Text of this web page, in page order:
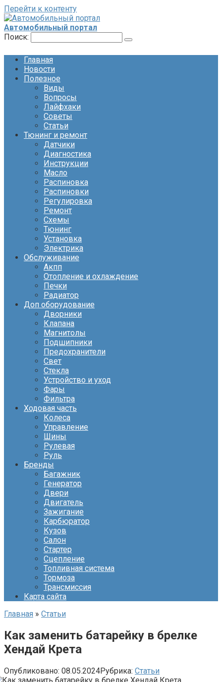
Перейти к контенту
Автомобильный портал
Поиск:
Главная
Новости
Полезное
Виды
Вопросы
Лайфхаки
Советы
Статьи
Тюнинг и ремонт
Датчики
Диагностика
Инструкции
Масло
Распиновка
Распиновки
Регулировка
Ремонт
Схемы
Тюнинг
Установка
Электрика
Обслуживание
Акпп
Отопление и охлаждение
Печки
Радиатор
Доп оборудование
Дворники
Клапана
Магнитолы
Подшипники
Предохранители
Свет
Стекла
Устройство и уход
Фары
Фильтра
Ходовая часть
Колеса
Управление
Шины
Рулевая
Руль
Бренды
Багажник
Генератор
Двери
Двигатель
Зажигание
Карбюратор
Кузов
Салон
Стартер
Сцепление
Топливная система
Тормоза
Трансмиссия
Карта сайта
Главная » Статьи
Как заменить батарейку в брелке
Хендай Крета
Опубликовано: 08.05.2024Рубрика: Статьи